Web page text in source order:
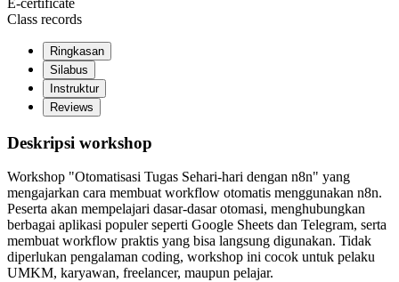
Class records
Ringkasan
Silabus
Instruktur
Reviews
Deskripsi workshop
Workshop "Otomatisasi Tugas Sehari-hari dengan n8n" yang
mengajarkan cara membuat workflow otomatis menggunakan n8n.
Peserta akan mempelajari dasar-dasar otomasi, menghubungkan
berbagai aplikasi populer seperti Google Sheets dan Telegram, serta
membuat workflow praktis yang bisa langsung digunakan. Tidak
diperlukan pengalaman coding, workshop ini cocok untuk pelaku
UMKM, karyawan, freelancer, maupun pelajar.